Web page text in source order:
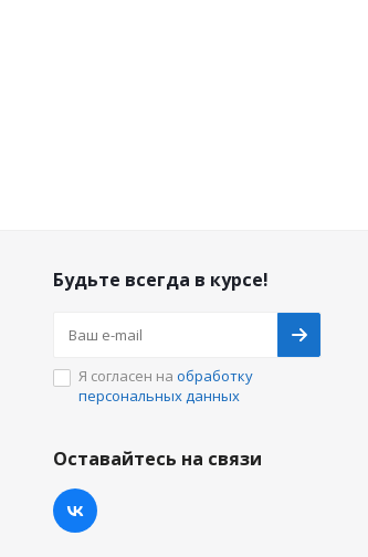
Будьте всегда в курсе!
Я согласен на обработку
персональных данных
Оставайтесь на связи